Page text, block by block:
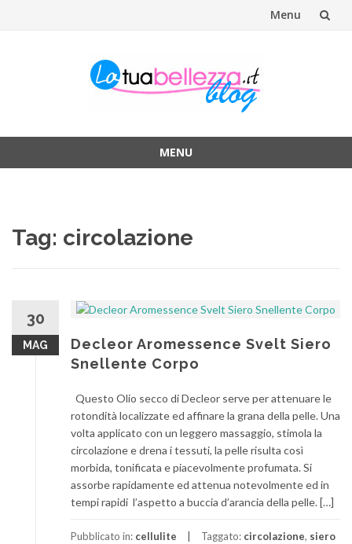
Menu
MENU
Tag: circolazione
30
MAG
Decleor Aromessence Svelt Siero
Snellente Corpo
Questo Olio secco di Decleor serve per attenuare le
rotondità localizzate ed affinare la grana della pelle. Una
volta applicato con un leggero massaggio, stimola la
circolazione e drena i tessuti, la pelle risulta così
morbida, tonificata e piacevolmente profumata. Si
assorbe rapidamente ed attenua notevolmente ed in
tempi rapidi l’aspetto a buccia d’arancia della pelle. […]
Pubblicato in: cellulite Taggato: circolazione, siero